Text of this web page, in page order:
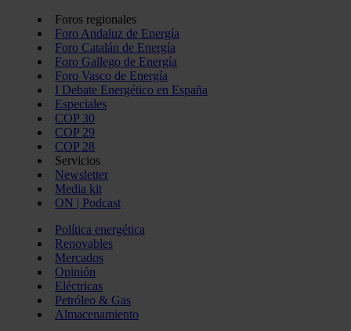
Foros regionales
Foro Andaluz de Energía
Foro Catalán de Energía
Foro Gallego de Energía
Foro Vasco de Energía
I Debate Energético en España
Especiales
COP 30
COP 29
COP 28
Servicios
Newsletter
Media kit
ON | Podcast
Política energética
Renovables
Mercados
Opinión
Eléctricas
Petróleo & Gas
Almacenamiento